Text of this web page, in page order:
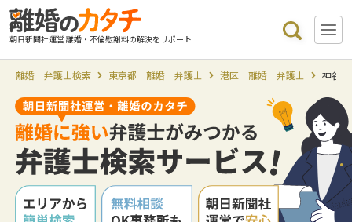
朝日新聞社運営 離婚・不倫慰謝料の解決をサポート
離婚 弁護士検索 東京都 離婚 弁護士 港区 離婚 弁護士 神谷